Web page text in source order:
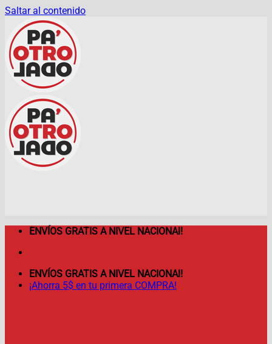
Saltar al contenido
ENVÍOS GRATIS A NIVEL NACIONAl!
ENVÍOS GRATIS A NIVEL NACIONAl!
¡Ahorra 5$ en tu primera COMPRA!